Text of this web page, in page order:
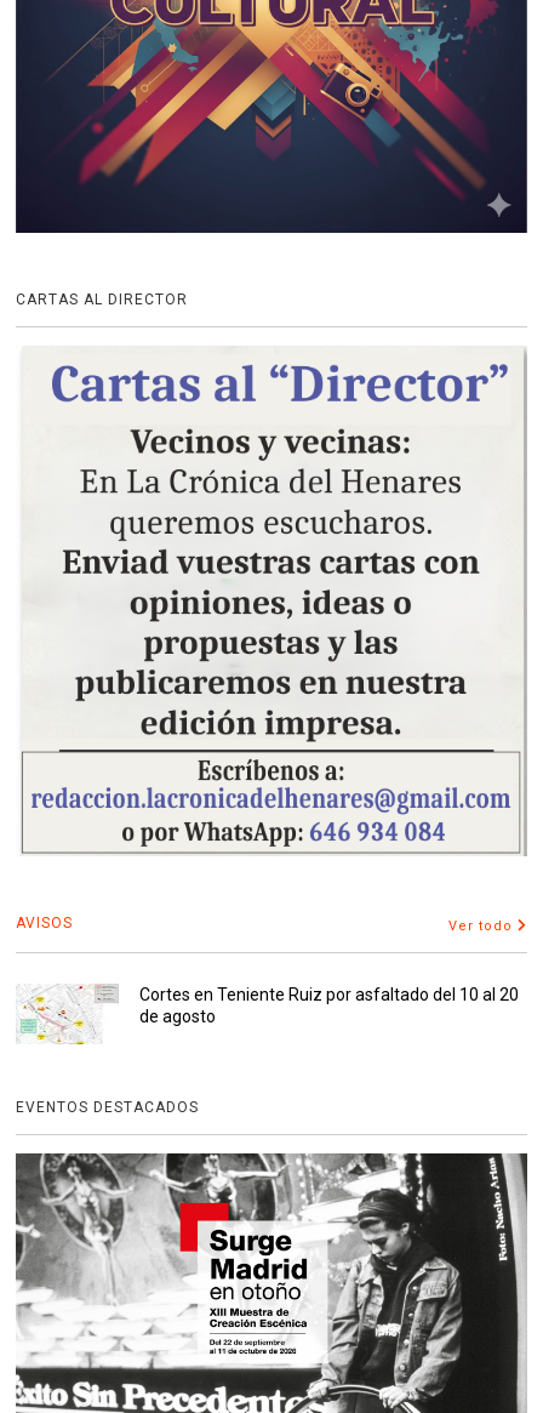
CARTAS AL DIRECTOR
AVISOS Ver todo
Cortes en Teniente Ruiz por asfaltado del 10 al 20
de agosto
EVENTOS DESTACADOS